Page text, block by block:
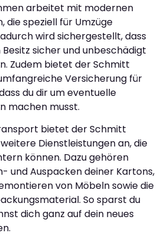
arbeitet mit modernen
die speziell für Umzüge
wird sichergestellt, dass
sicher und unbeschädigt
Zudem bietet der Schmitt
Versicherung für
du dir um eventuelle
machen musst.
bietet der Schmitt
Dienstleistungen an, die
können. Dazu gehören
und Auspacken deiner Kartons,
von Möbeln sowie die
So sparst du
dich ganz auf dein neues